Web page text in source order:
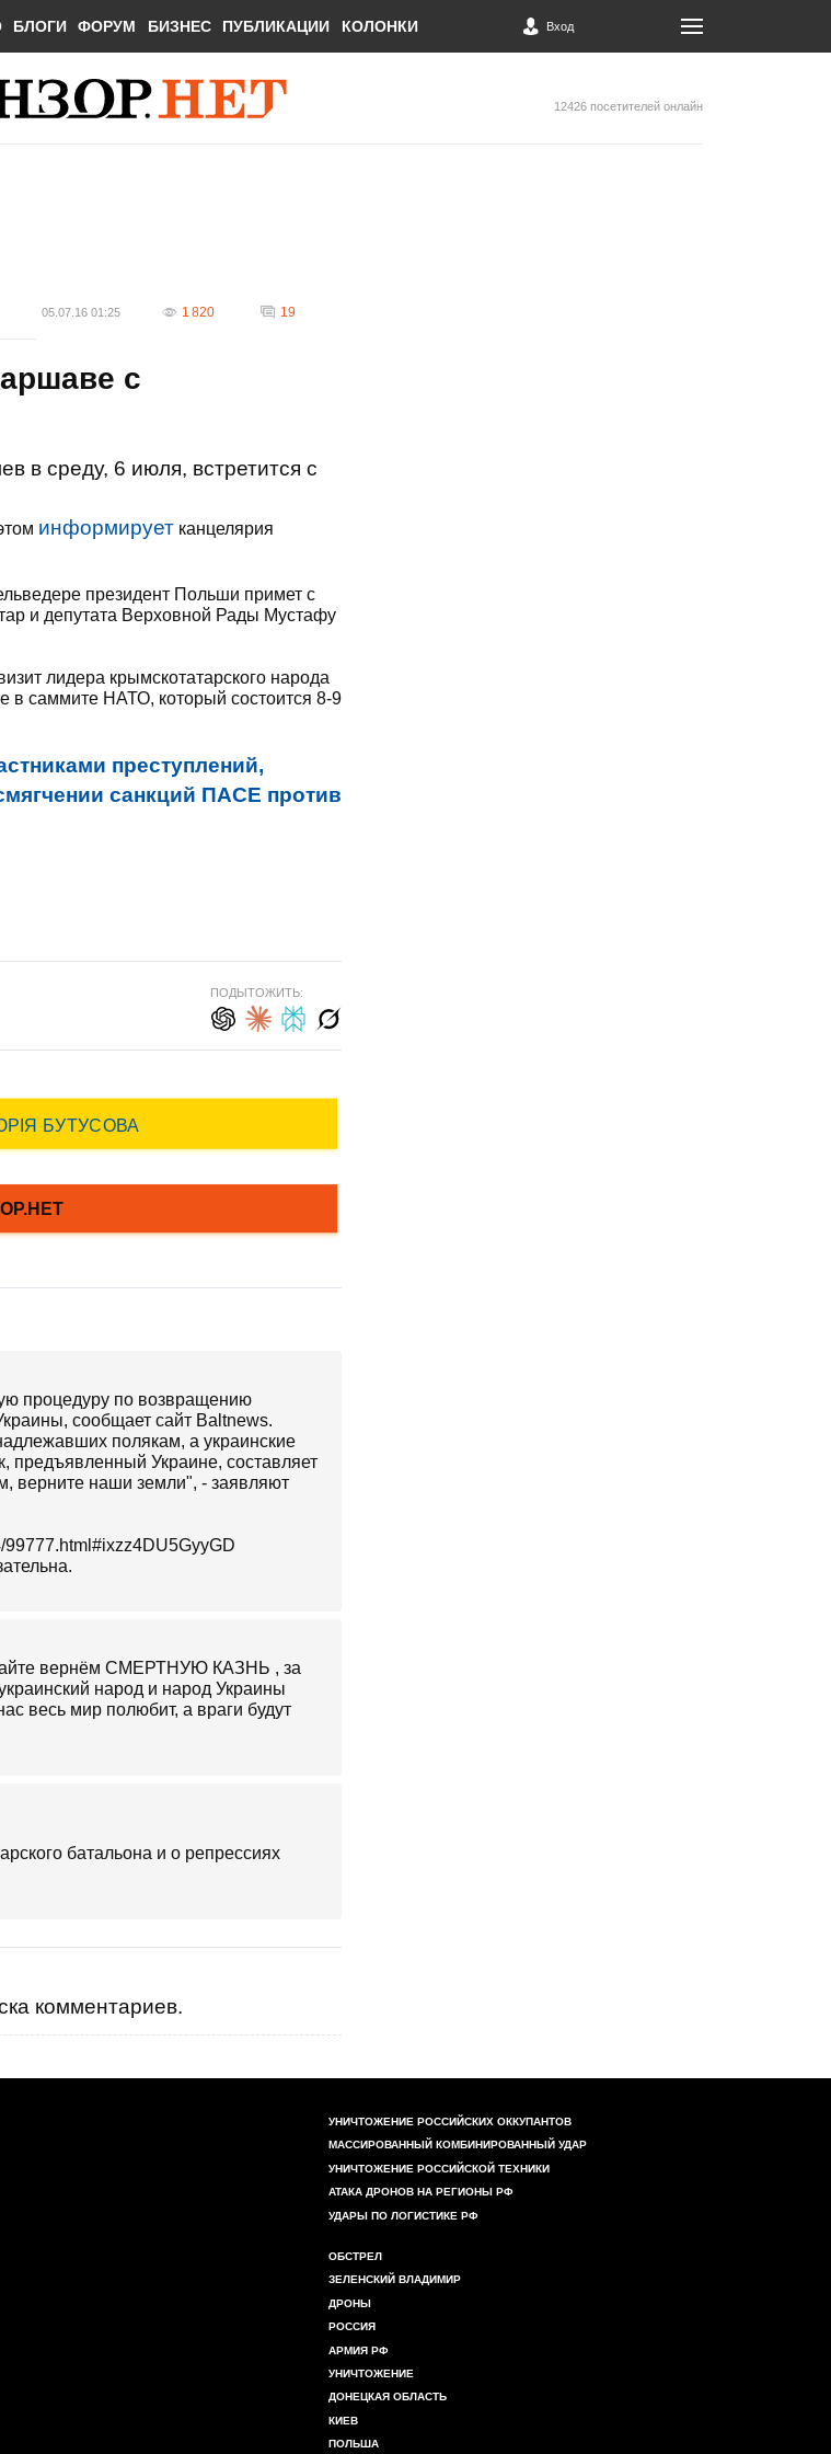
БЛОГИ ФОРУМ БИЗНЕС ПУБЛИКАЦИИ КОЛОНКИ Вход
12426 посетителей онлайн
05.07.16 01:25 1 820 19
с
в среду, 6 июля, встретится с
информирует канцелярия
президент Польши примет с
и депутата Верховной Рады Мустафу
лидера крымскотатарского народа
в саммите НАТО, который состоится 8-9
преступлений,
санкций ПАСЕ против
ПОДЫТОЖИТЬ:
процедуру по возвращению
сообщает сайт Вaltnews.
полякам, а украинские
предъявленный Украине, составляет
верните наши земли", - заявляют
вернём СМЕРТНУЮ КАЗНЬ , за
народ и народ Украины
весь мир полюбит, а враги будут
батальона и о репрессиях
комментариев.
УНИЧТОЖЕНИЕ РОССИЙСКИХ ОККУПАНТОВ
МАССИРОВАННЫЙ КОМБИНИРОВАННЫЙ УДАР
УНИЧТОЖЕНИЕ РОССИЙСКОЙ ТЕХНИКИ
АТАКА ДРОНОВ НА РЕГИОНЫ РФ
УДАРЫ ПО ЛОГИСТИКЕ РФ
ОБСТРЕЛ
ЗЕЛЕНСКИЙ ВЛАДИМИР
ДРОНЫ
РОССИЯ
АРМИЯ РФ
УНИЧТОЖЕНИЕ
ДОНЕЦКАЯ ОБЛАСТЬ
КИЕВ
ПОЛЬША